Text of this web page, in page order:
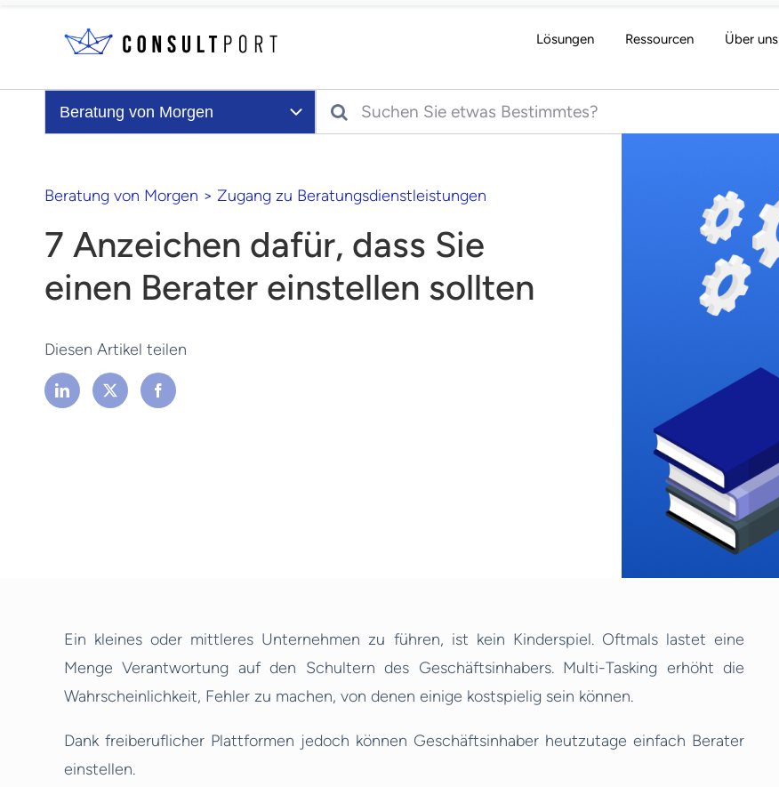
Lösungen Ressourcen Über uns
Beratung von Morgen
Search for:
Beratung von Morgen > Zugang zu Beratungsdienstleistungen
7 Anzeichen dafür, dass Sie
einen Berater einstellen sollten
Diesen Artikel teilen
Ein kleines oder mittleres Unternehmen zu führen, ist kein Kinderspiel. Oftmals lastet eine
Menge Verantwortung auf den Schultern des Geschäftsinhabers. Multi-Tasking erhöht die
Wahrscheinlichkeit, Fehler zu machen, von denen einige kostspielig sein können.
Dank freiberuflicher Plattformen jedoch können Geschäftsinhaber heutzutage einfach Berater
einstellen.